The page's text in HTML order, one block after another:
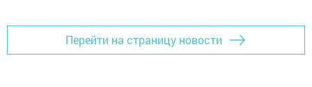
Перейти на страницу новости